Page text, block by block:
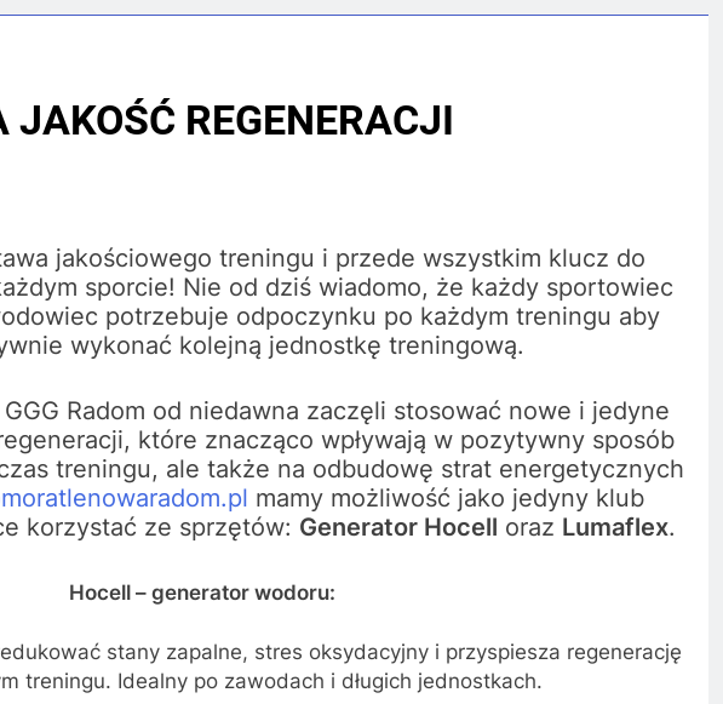
na podium klasyfikacji medalowej mistrzostw Polski U23 w Krakowie
REGENERACJI
jakościowego treningu i przede wszystkim klucz do
sporcie! Nie od dziś wiadomo, że każdy sportowiec
potrzebuje odpoczynku po każdym treningu aby
wykonać kolejną jednostkę treningową.
Radom od niedawna zaczęli stosować nowe i jedyne
które znacząco wpływają w pozytywny sposób
treningu, ale także na odbudowę strat energetycznych
mamy możliwość jako jedyny klub
korzystać ze sprzętów: Generator Hocell oraz Lumaflex.
Hocell – generator wodoru:
stany zapalne, stres oksydacyjny i przyspiesza regenerację
treningu. Idealny po zawodach i długich jednostkach.